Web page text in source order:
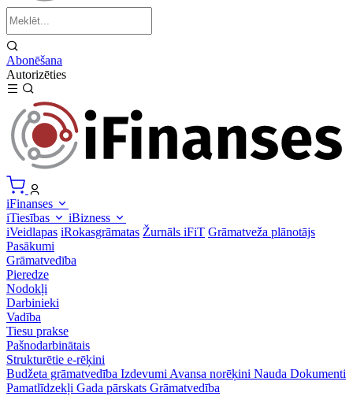
Abonēšana
Autorizēties
iFinanses
iTiesības
iBizness
iVeidlapas iRokasgrāmatas Žurnāls iFiT Grāmatveža plānotājs
Pasākumi
Grāmatvedība
Pieredze
Nodokļi
Darbinieki
Vadība
Tiesu prakse
Pašnodarbinātais
Strukturētie e-rēķini
Budžeta grāmatvedība Izdevumi Avansa norēķini Nauda Dokumenti
Pamatlīdzekļi Gada pārskats Grāmatvedība